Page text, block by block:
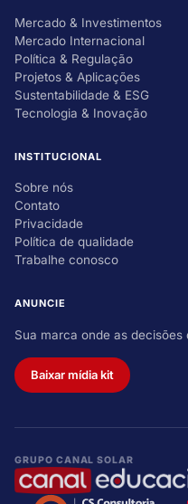
Mercado & Investimentos
Mercado Internacional
Política & Regulação
Projetos & Aplicações
Sustentabilidade & ESG
Tecnologia & Inovação
INSTITUCIONAL
Sobre nós
Contato
Privacidade
Política de qualidade
Trabalhe conosco
ANUNCIE
Sua marca onde as
Baixar mídia kit
GRUPO CANAL SOLAR